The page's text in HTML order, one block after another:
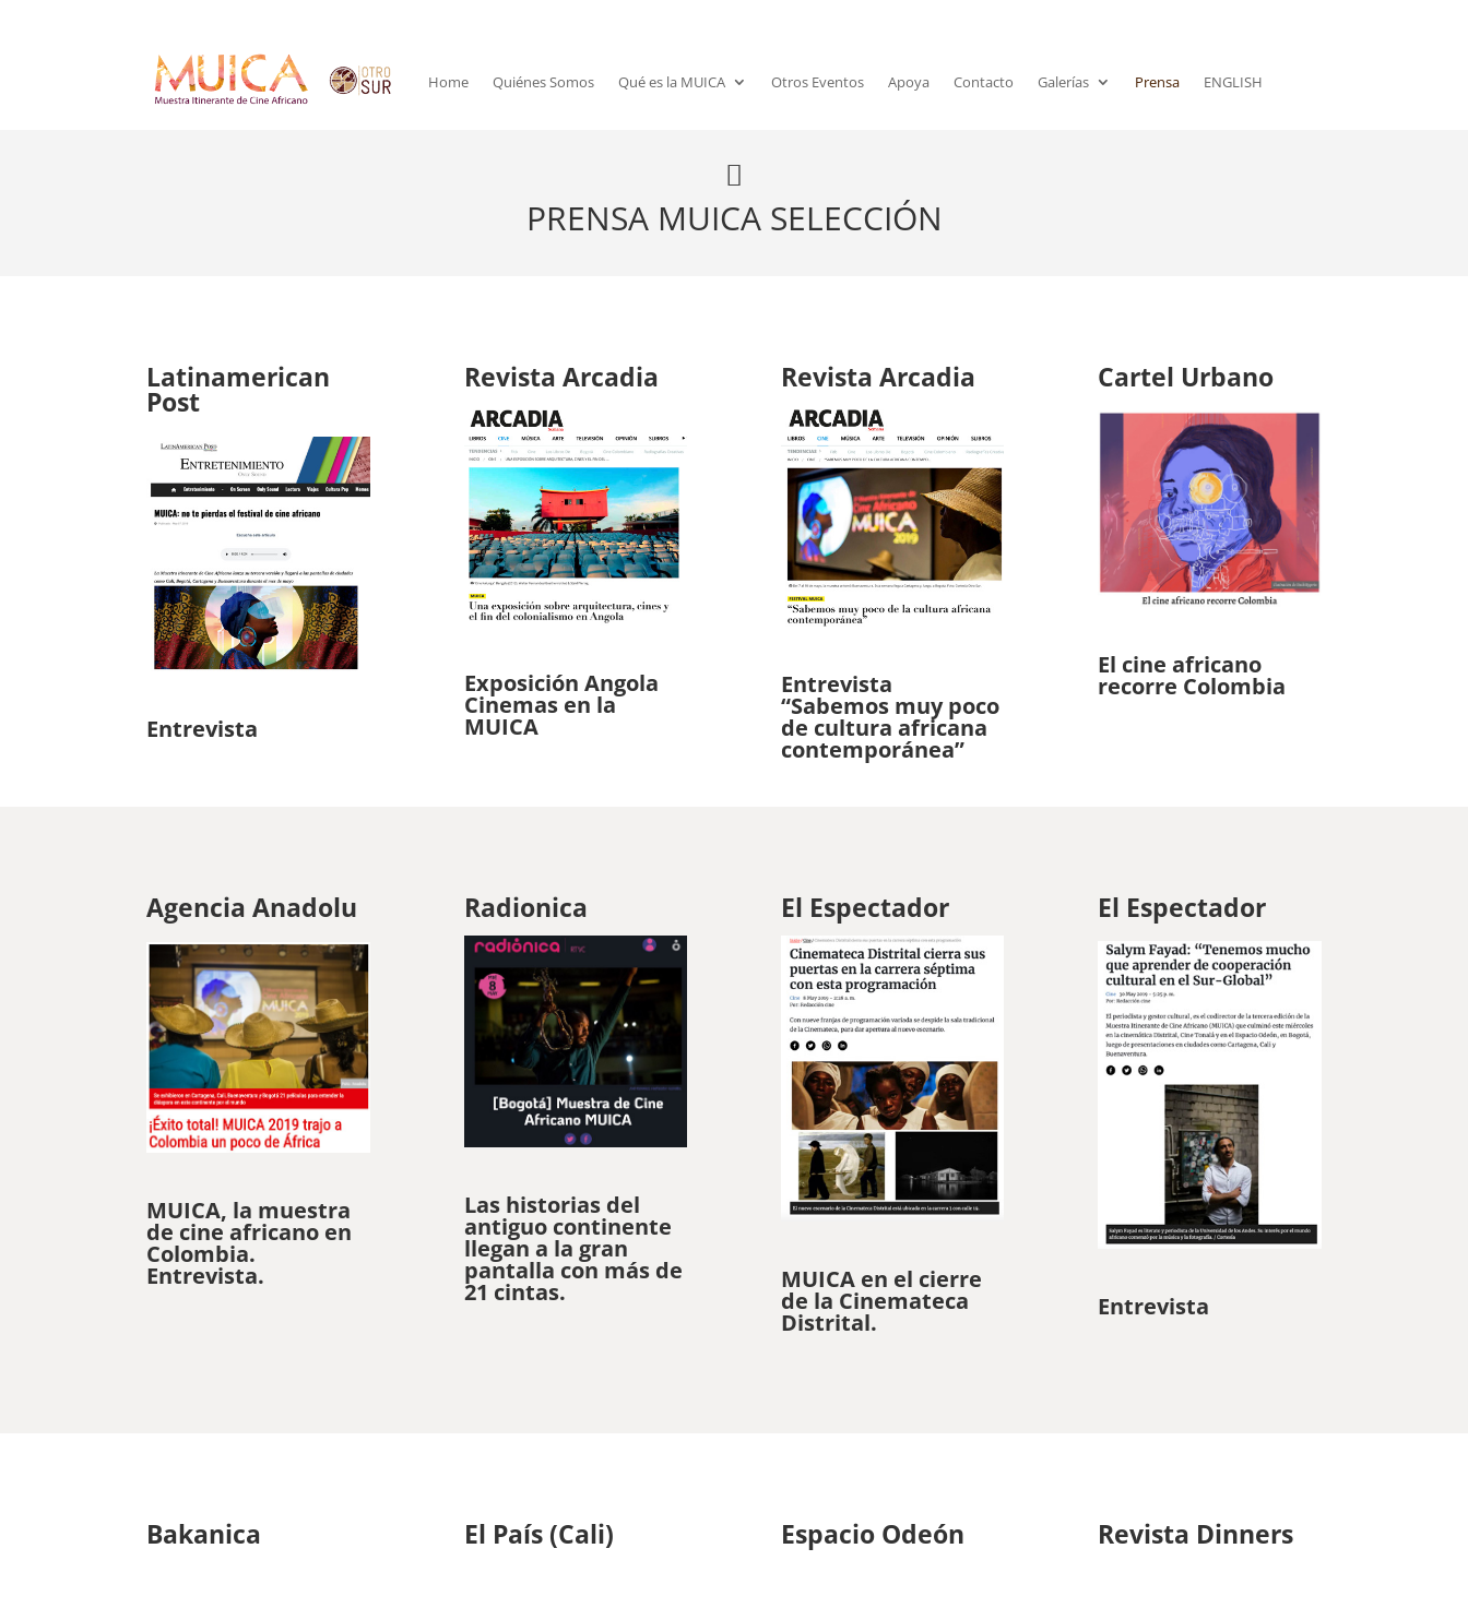
Home Quiénes Somos Qué es la MUICA Otros Eventos Apoya Contacto Galerías Prensa ENGLISH

PRENSA MUICA SELECCIÓN
Latinamerican
Post
Entrevista
Revista Arcadia
Exposición Angola
Cinemas en la
MUICA
Revista Arcadia
Entrevista
“Sabemos muy poco
de cultura africana
contemporánea”
Cartel Urbano
El cine africano
recorre Colombia
Agencia Anadolu
MUICA, la muestra
de cine africano en
Colombia.
Entrevista.
Radionica
Las historias del
antiguo continente
llegan a la gran
pantalla con más de
21 cintas.
El Espectador
MUICA en el cierre
de la Cinemateca
Distrital.
El Espectador
Entrevista
Bakanica El País (Cali) Espacio Odeón Revista Dinners